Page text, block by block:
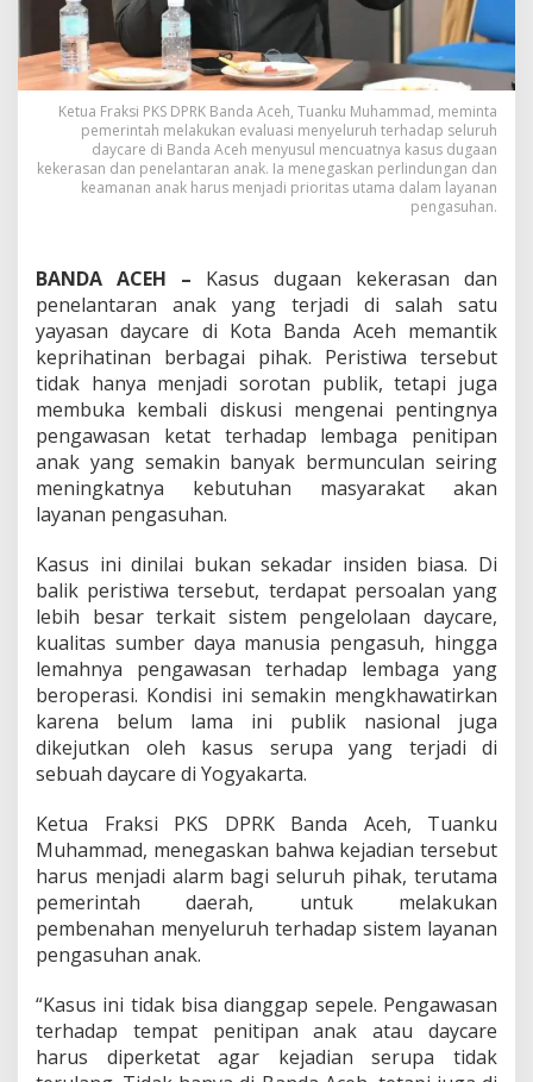
d
i
t
T
o
t
a
l
c
a
r
e
d
i
B
a
n
d
a
h
Ketua Fraksi PKS DPRK Banda Aceh, Tuanku Muhammad, meminta
pemerintah melakukan evaluasi menyeluruh terhadap seluruh
daycare di Banda Aceh menyusul mencuatnya kasus dugaan
kekerasan dan penelantaran anak. Ia menegaskan perlindungan dan
keamanan anak harus menjadi prioritas utama dalam layanan
pengasuhan.
BANDA ACEH – Kasus dugaan kekerasan dan
penelantaran anak yang terjadi di salah satu
yayasan daycare di Kota Banda Aceh memantik
keprihatinan berbagai pihak. Peristiwa tersebut
tidak hanya menjadi sorotan publik, tetapi juga
membuka kembali diskusi mengenai pentingnya
pengawasan ketat terhadap lembaga penitipan
anak yang semakin banyak bermunculan seiring
meningkatnya kebutuhan masyarakat akan
layanan pengasuhan.
Kasus ini dinilai bukan sekadar insiden biasa. Di
balik peristiwa tersebut, terdapat persoalan yang
lebih besar terkait sistem pengelolaan daycare,
kualitas sumber daya manusia pengasuh, hingga
lemahnya pengawasan terhadap lembaga yang
beroperasi. Kondisi ini semakin mengkhawatirkan
karena belum lama ini publik nasional juga
dikejutkan oleh kasus serupa yang terjadi di
sebuah daycare di Yogyakarta.
Ketua Fraksi PKS DPRK Banda Aceh, Tuanku
Muhammad, menegaskan bahwa kejadian tersebut
harus menjadi alarm bagi seluruh pihak, terutama
pemerintah daerah, untuk melakukan
pembenahan menyeluruh terhadap sistem layanan
pengasuhan anak.
“Kasus ini tidak bisa dianggap sepele. Pengawasan
terhadap tempat penitipan anak atau daycare
harus diperketat agar kejadian serupa tidak